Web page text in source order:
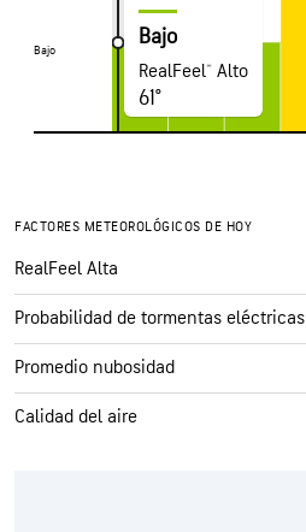
Bajo
Bajo
Bajo
RealFeel® Alto
61°
FACTORES METEOROLÓGICOS DE HOY
RealFeel Alta
Probabilidad de tormentas eléctricas
Promedio nubosidad
Calidad del aire